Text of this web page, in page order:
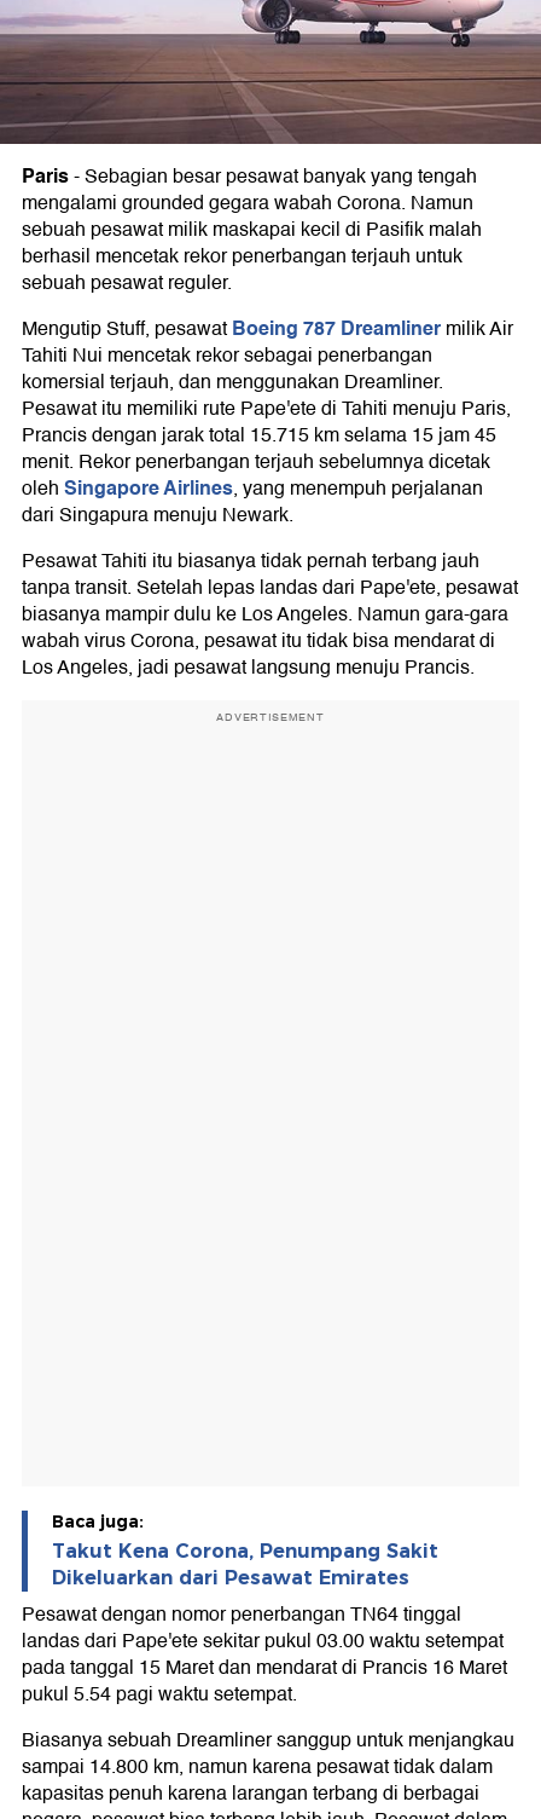
Paris-Sebagian besar pesawat banyak yang tengah
mengalami grounded gegara wabah Corona. Namun
sebuah pesawat milik maskapai kecil di Pasifik malah
berhasil mencetak rekor penerbangan terjauh untuk
sebuah pesawat reguler.
Mengutip Stuff, pesawatBoeing 787 Dreamlinermilik Air
Tahiti Nui mencetak rekor sebagai penerbangan
komersial terjauh, dan menggunakan Dreamliner.
Pesawat itu memiliki rute Pape'ete di Tahiti menuju Paris,
Prancis dengan jarak total 15.715 km selama 15 jam 45
menit. Rekor penerbangan terjauh sebelumnya dicetak
olehSingapore Airlines, yang menempuh perjalanan
dari Singapura menuju Newark.
Pesawat Tahiti itu biasanya tidak pernah terbang jauh
tanpa transit. Setelah lepas landas dari Pape'ete, pesawat
biasanya mampir dulu ke Los Angeles. Namun gara-gara
wabah virus Corona, pesawat itu tidak bisa mendarat di
Los Angeles, jadi pesawat langsung menuju Prancis.
ADVERTISEMENT
Baca juga:
Takut Kena Corona, Penumpang Sakit
Dikeluarkan dari Pesawat Emirates
Pesawat dengan nomor penerbangan TN64 tinggal
landas dari Pape'ete sekitar pukul 03.00 waktu setempat
pada tanggal 15 Maret dan mendarat di Prancis 16 Maret
pukul 5.54 pagi waktu setempat.
Biasanya sebuah Dreamliner sanggup untuk menjangkau
sampai 14.800 km, namun karena pesawat tidak dalam
kapasitas penuh karena larangan terbang di berbagai